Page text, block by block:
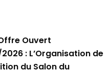
Ouvert
: L’Organisation de
du Salon du